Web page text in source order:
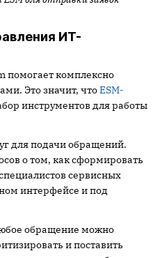
ИТ-
помогает комплексно
Это значит, чтоESM-
инструментов для работы
для подачи обращений.
о том, как сформировать
сервисных
интерфейсе и под
обращение можно
и поставить